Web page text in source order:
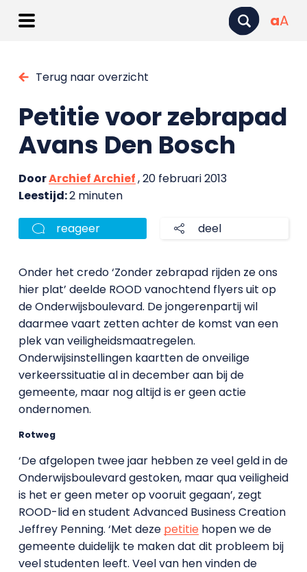
aA
Terug naar overzicht
Petitie voor zebrapad
Avans Den Bosch
DoorArchief Archief, 20 februari 2013
Leestijd:2 minuten
reageer deel
Onder het credo ‘Zonder zebrapad rijden ze ons
hier plat’ deelde ROOD vanochtend flyers uit op
de Onderwijsboulevard. De jongerenpartij wil
daarmee vaart zetten achter de komst van een
plek van veiligheidsmaatregelen.
Onderwijsinstellingen kaartten de onveilige
verkeerssituatie al in december aan bij de
gemeente, maar nog altijd is er geen actie
ondernomen.
Rotweg
‘De afgelopen twee jaar hebben ze veel geld in de
Onderwijsboulevard gestoken, maar qua veiligheid
is het er geen meter op vooruit gegaan’, zegt
ROOD-lid en student Advanced Business Creation
Jeffrey Penning. ‘Met deze petitiehopen we de
gemeente duidelijk te maken dat dit probleem bij
veel studenten leeft. Veel van hen vinden de